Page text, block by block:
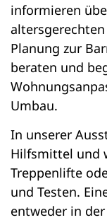
informieren
Planung zur
beraten und
Umbau.
In unserer
Hilfsmittel und
Treppenlifte
und Testen.
entweder in